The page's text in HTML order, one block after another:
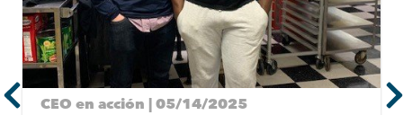
CEO en acción | 05/14/2025